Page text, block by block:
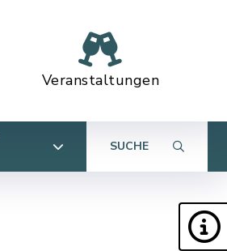
Veranstaltungen
SUCHE